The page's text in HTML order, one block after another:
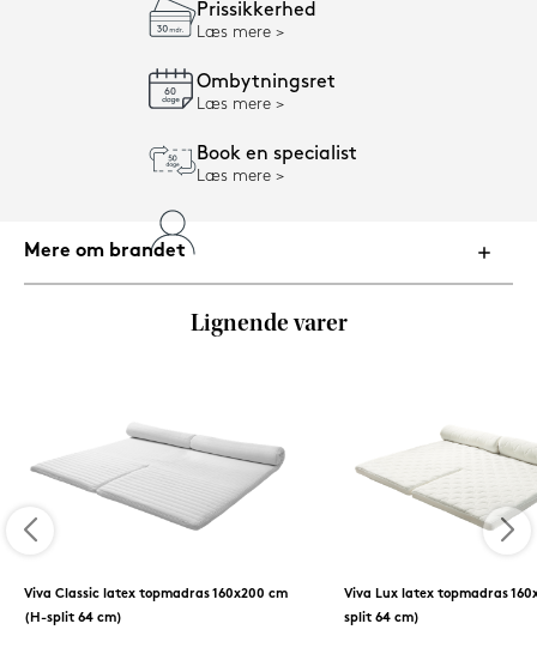
Prissikkerhed
Læs mere
Ombytningsret
Læs mere
Book en specialist
Læs mere
Mere om brandet
Lignende varer
Viva Classic latex topmadras 160x200 cm
(H-split 64 cm)
Viva Lux latex topmadras
split 64 cm)